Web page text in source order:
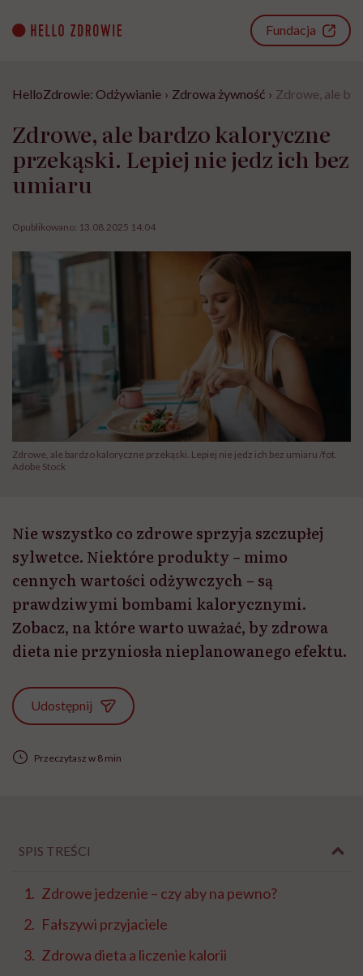
content
Fundacja
HelloZdrowie: Odżywianie › Zdrowa żywność › Zdrowe, ale
Zdrowe, ale bardzo kaloryczne
przekąski. Lepiej nie jedz ich bez
umiaru
Opublikowano: 13.08.2025 14:04
Zdrowe, ale bardzo kaloryczne przekąski. Lepiej nie jedz ich bez umiaru /fot.
Adobe Stock
Nie wszystko co zdrowe sprzyja szczupłej
sylwetce. Niektóre produkty – mimo
cennych wartości odżywczych – są
prawdziwymi bombami kalorycznymi.
Zobacz, na które warto uważać, by zdrowa
dieta nie przyniosła nieplanowanego efektu.
Udostępnij
Przeczytasz w 8 min
SPIS TREŚCI
Zdrowe jedzenie – czy aby na pewno?
Fałszywi przyjaciele
Zdrowa dieta a liczenie kalorii